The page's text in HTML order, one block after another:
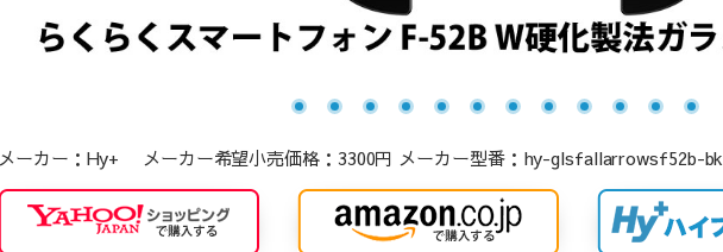
メーカー：Hy+ メーカー希望小売価格：3300円 メーカー型番：hy-glsfallarrowsf52b-bk